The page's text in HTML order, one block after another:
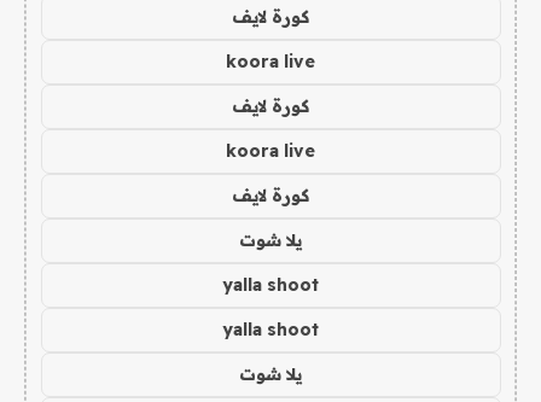
كورة لايف
koora live
كورة لايف
koora live
كورة لايف
يلا شوت
yalla shoot
yalla shoot
يلا شوت